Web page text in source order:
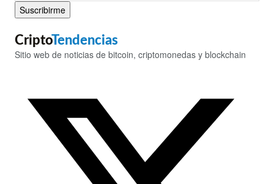
Suscribirme
CriptoTendencias
Sitio web de noticias de bitcoin, criptomonedas y blockchain